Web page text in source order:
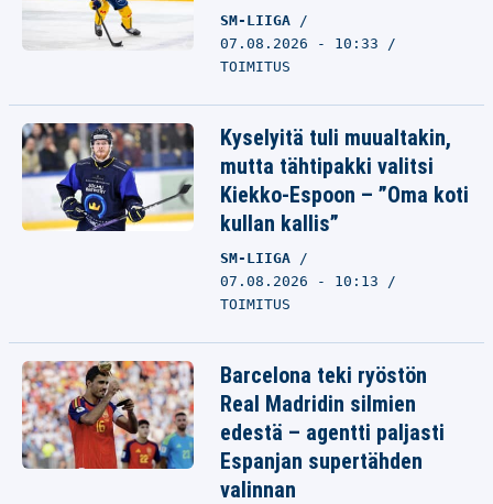
SM-LIIGA
07.08.2026 - 10:33
TOIMITUS
Kyselyitä tuli muualtakin,
mutta tähtipakki valitsi
Kiekko-Espoon – ”Oma koti
kullan kallis”
SM-LIIGA
07.08.2026 - 10:13
TOIMITUS
Barcelona teki ryöstön
Real Madridin silmien
edestä – agentti paljasti
Espanjan supertähden
valinnan